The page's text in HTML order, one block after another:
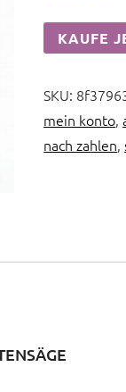
KAUFE
SKU:
mein konto,
nach zahlen,